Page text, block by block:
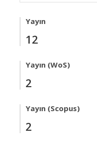
Yayın
12
Yayın (WoS)
2
Yayın (Scopus)
2